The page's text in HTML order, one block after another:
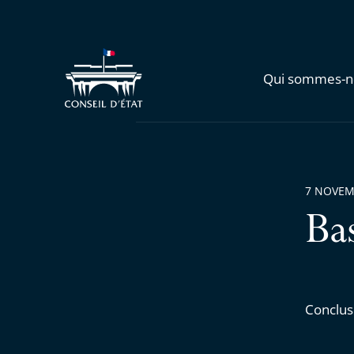
Qui sommes-
7